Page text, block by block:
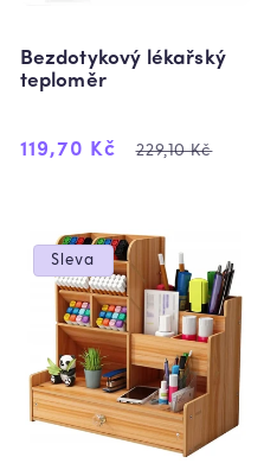
Bezdotykový lékařský
teploměr
Výprodejová
119,70 Kč
Běžná
229,10 Kč
Sleva